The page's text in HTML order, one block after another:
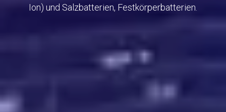
Ion) und Salzbatterien, Festkörperbatterien.